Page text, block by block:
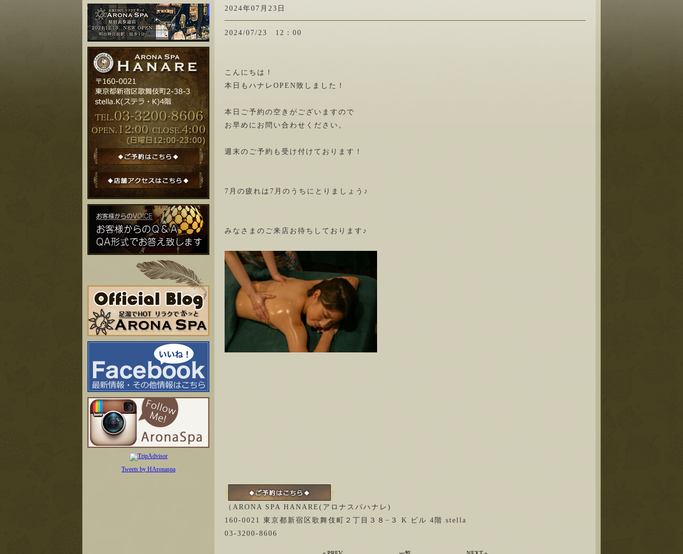
2024年07月23日
2024/07/23 12：00
こんにちは！
本日もハナレOPEN致しました！
本日ご予約の空きがございますので
お早めにお問い合わせください。
週末のご予約も受け付けております！
7月の疲れは7月のうちにとりましょう♪
みなさまのご来店お待ちしております♪
（ARONA SPA HANARE(アロナスパハナレ)
160-0021 東京都新宿区歌舞伎町２丁目３８−３ K ビル 4階 stella
03-3200-8606
Tweets by HAronaspa